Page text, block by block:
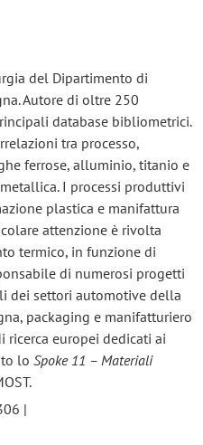
del Dipartimento di
Autore di oltre 250
database bibliometrici.
tra processo,
ferrose, alluminio, titanio e
I processi produttivi
plastica e manifattura
attenzione è rivolta
termico, in funzione di
di numerosi progetti
dei settori automotive della
packaging e manifatturiero
ricerca europei dedicati ai
lo Spoke 11 – Materiali
|